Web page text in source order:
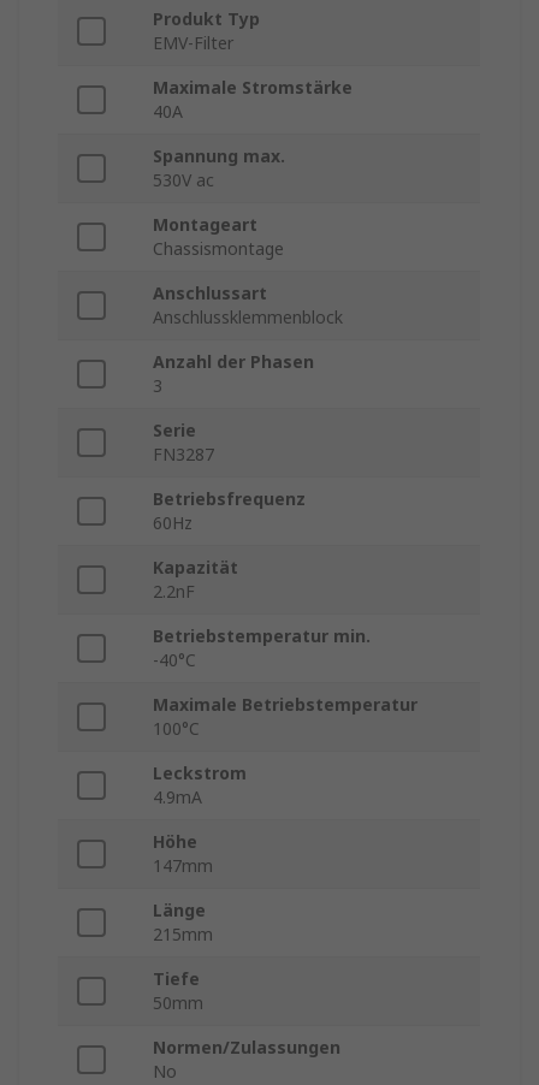
Produkt Typ
EMV-Filter
Maximale Stromstärke
40A
Spannung max.
530V ac
Montageart
Chassismontage
Anschlussart
Anschlussklemmenblock
Anzahl der Phasen
3
Serie
FN3287
Betriebsfrequenz
60Hz
Kapazität
2.2nF
Betriebstemperatur min.
-40°C
Maximale Betriebstemperatur
100°C
Leckstrom
4.9mA
Höhe
147mm
Länge
215mm
Tiefe
50mm
Normen/Zulassungen
No